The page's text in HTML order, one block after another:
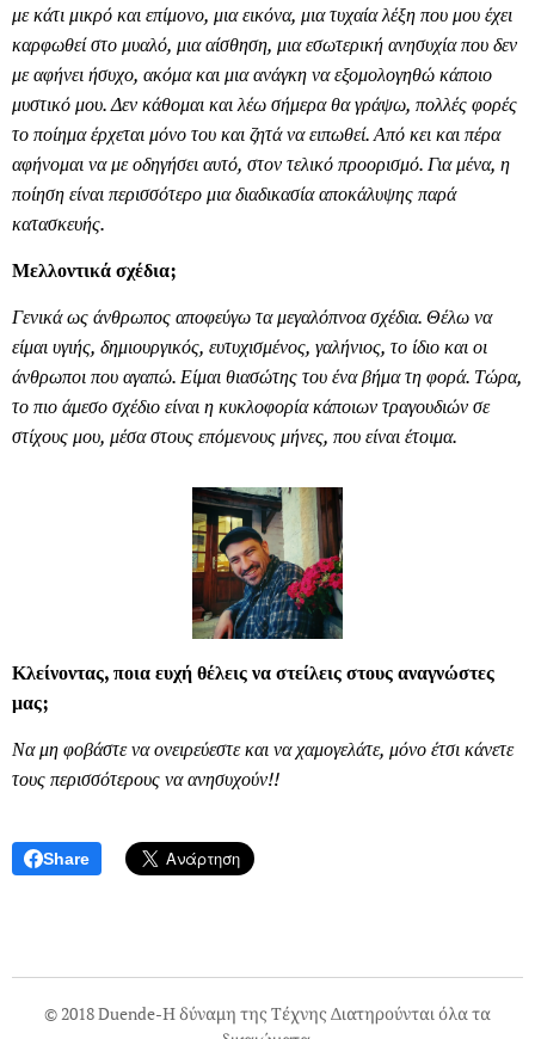
με κάτι μικρό και επίμονο, μια εικόνα, μια τυχαία λέξη που μου έχει
καρφωθεί στο μυαλό, μια αίσθηση, μια εσωτερική ανησυχία που δεν
με αφήνει ήσυχο, ακόμα και μια ανάγκη να εξομολογηθώ κάποιο
μυστικό μου. Δεν κάθομαι και λέω σήμερα θα γράψω, πολλές φορές
το ποίημα έρχεται μόνο του και ζητά να ειπωθεί. Από κει και πέρα
αφήνομαι να με οδηγήσει αυτό, στον τελικό προορισμό. Για μένα, η
ποίηση είναι περισσότερο μια διαδικασία αποκάλυψης παρά
κατασκευής.
Μελλοντικά σχέδια;
Γενικά ως άνθρωπος αποφεύγω τα μεγαλόπνοα σχέδια. Θέλω να
είμαι υγιής, δημιουργικός, ευτυχισμένος, γαλήνιος, το ίδιο και οι
άνθρωποι που αγαπώ. Είμαι θιασώτης του ένα βήμα τη φορά. Τώρα,
το πιο άμεσο σχέδιο είναι η κυκλοφορία κάποιων τραγουδιών σε
στίχους μου, μέσα στους επόμενους μήνες, που είναι έτοιμα.
Κλείνοντας, ποια ευχή θέλεις να στείλεις στους αναγνώστες
μας;
Να μη φοβάστε να ονειρεύεστε και να χαμογελάτε, μόνο έτσι κάνετε
τους περισσότερους να ανησυχούν!!
Share
© 2018 Duende-Η δύναμη της Τέχνης Διατηρούνται όλα τα